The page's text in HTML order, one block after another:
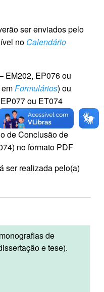
ser enviados pelo
no Calendário
EM202, EP076 ou
emFormulários) ou
ou ET074
de Conclusão de
no formato PDF
ser realizada pelo(a)
de
e tese).